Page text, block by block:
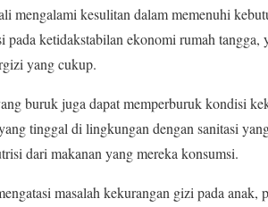
mengalami kesulitan dalam memenuhi
ketidakstabilan ekonomi rumah tangga,
yang cukup.
buruk juga dapat memperburuk kondisi
tinggal di lingkungan dengan sanitasi
dari makanan yang mereka konsumsi.
masalah kekurangan gizi pada